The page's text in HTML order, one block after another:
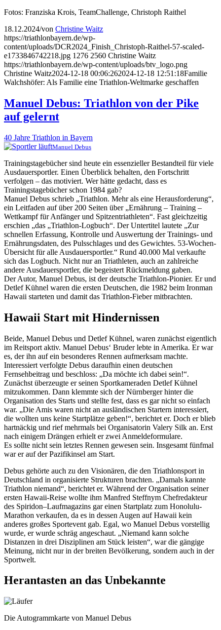
Fotos: Franziska Krois, TeamChallenge, Christoph Raithel
18.12.2024/von Christine Waitz
https://triathlonbayern.de/wp-
content/uploads/DCR2024_Finish_Christoph-Raithel-57-scaled-
e1733846742218.jpg 1276 2560 Christine Waitz
https://triathlonbayern.de/wp-content/uploads/btv_logo.png
Christine Waitz2024-12-18 00:06:262024-12-18 12:51:18Familie
Walchshöfer: Als Familie eine Triathlon-Weltmarke geschaffen
Manuel Debus: Triathlon von der Pike
auf gelernt
40 Jahre Triathlon in Bayern
Manuel Debus
Trainingstagebücher sind heute ein essenzieller Bestandteil für viele
Ausdauersportler. Einen Überblick behalten, den Fortschritt
verfolgen – das motiviert. Wer hätte gedacht, dass es
Trainingstagebücher schon 1984 gab?
Manuel Debus schrieb „Triathlon. Mehr als eine Herausforderung“,
ein Leitfaden auf über 200 Seiten über „Ernährung – Training –
Wettkampf für Anfänger und Spitzentriathleten“. Fast gleichzeitig
erschien „das „Triathlon-Logbuch“. Der Untertitel lautete „Zur
schnellen Erfassung, Kontrolle und Auswertung der Trainings- und
Ernährungsdaten, des Pulsschlages und des Gewichtes. 53-Wochen-
Übersicht für alle Ausdauersportler.“ Rund 40.000 Mal verkaufte
sich das Logbuch. Nicht nur an Triathleten, auch an zahlreiche
andere Ausdauersportler, die begeistert Rückmeldung gaben.
Der Autor, Manuel Debus, ist der deutsche Triathlon-Pionier. Er und
Detlef Kühnel waren die ersten Deutschen, die 1982 beim Ironman
Hawaii starteten und damit das Triathlon-Fieber mitbrachten.
Hawaii Start mit Hindernissen
Beide, Manuel Debus und Detlef Kühnel, waren zunächst eigentlich
im Reitsport aktiv. Manuel Debus‘ Bruder lebte in Amerika. Er war
es, der ihn auf ein besonderes Rennen aufmerksam machte.
Interessiert verfolgte Debus daraufhin einen deutschen
Fernsehbeitrag und beschloss: „Da möchte ich dabei sein!“.
Zunächst überzeugte er seinen Sportkameraden Detlef Kühnel
mitzukommen. Dann klemmte sich der Nürnberger hinter die
Organisation des Starts und stellte fest, dass es gar nicht so einfach
war. „Die Amis waren nicht an ausländischen Startern interessiert,
die wollten uns keine Startplätze geben!“, berichtet er. Doch er blieb
hartnäckig und rief mehrmals bei Organisatorin Valery Silk an. Erst
nach einigem Drängen erhielt er zwei Anmeldeformulare.
Es sollte nicht sein letztes Rennen gewesen sein. Insgesamt fünfmal
war er auf der Pazifikinsel am Start.
Debus gehörte auch zu den Visionären, die den Triathlonsport in
Deutschland in organisierte Strukturen brachten. „Damals kannte
Triathlon niemand“, berichtet er. Während der Organisation seiner
ersten Hawaii-Reise wollte ihm Manfred Steffnym Chefredakteur
des Spiridon–Laufmagazins gar einen Startplatz zum Honolulu-
Marathon verkaufen, da es in dessen Augen auf Hawaii kein
anderes großes Sportevent gab. Egal, wo Manuel Debus vorstellig
wurde, er wurde schräg angeschaut. „Niemand kann solche
Distanzen in drei Disziplinen am Stück leisten“, war die gängige
Meinung, nicht nur in der breiten Bevölkerung, sondern auch in der
Sportwelt.
Herantasten an das Unbekannte
Die Autogrammkarte von Manuel Debus